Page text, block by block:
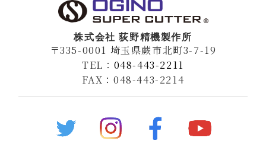
株式会社 荻野精機製作所
〒335-0001 埼玉県蕨市北町3-7-19
TEL： 048-443-2211
FAX：048-443-2214